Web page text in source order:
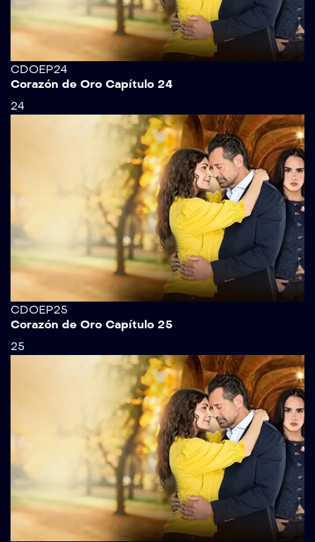
CDOEP24
Corazón de Oro Capítulo 24
24
CDOEP25
Corazón de Oro Capítulo 25
25